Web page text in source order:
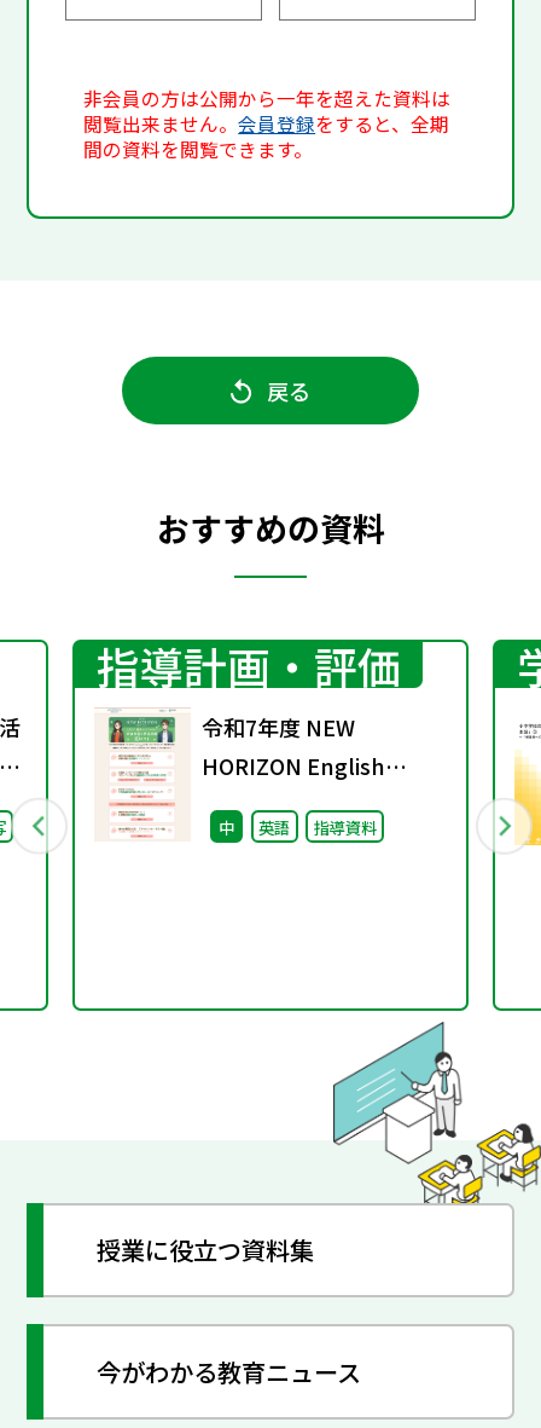
非会員の方は公開から一年を超えた資料は
閲覧出来ません。会員登録をすると、全期
間の資料を閲覧できます。
戻る
おすすめの資料
指導計画・評価
令和7年度 NEW
HORIZON English
Course ４月までに絶
対におさえておきたい 新
中 英語 指導資料
授業に役立つ資料集
今がわかる教育ニュース